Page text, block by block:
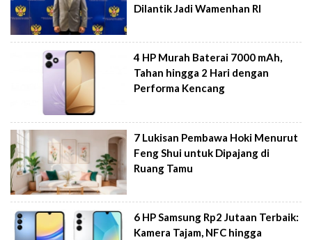
Dilantik Jadi Wamenhan RI
4 HP Murah Baterai 7000 mAh,
Tahan hingga 2 Hari dengan
Performa Kencang
7 Lukisan Pembawa Hoki Menurut
Feng Shui untuk Dipajang di
Ruang Tamu
6 HP Samsung Rp2 Jutaan Terbaik:
Kamera Tajam, NFC hingga